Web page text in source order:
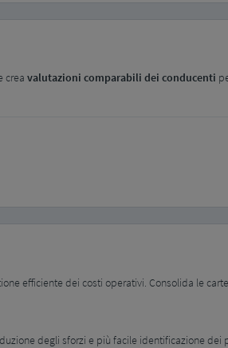
crea valutazioni comparabili dei conducenti
efficiente dei costi operativi. Consolida le
degli sforzi e più facile identificazione dei